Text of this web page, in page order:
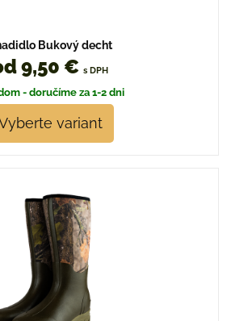
Bukový decht
9,50 € s DPH
- doručíme za 1-2 dni
variant